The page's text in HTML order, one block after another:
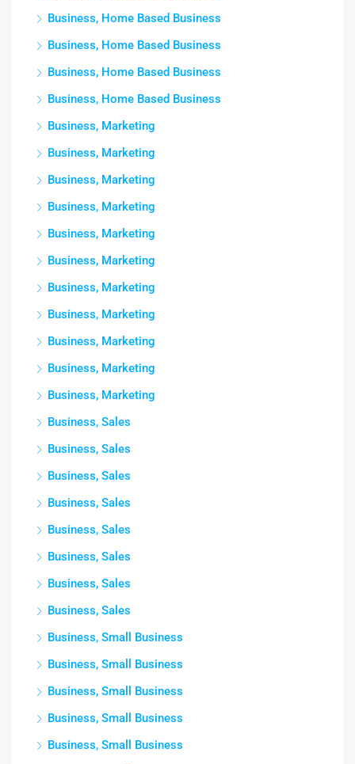
Business, Home Based Business
Business, Home Based Business
Business, Home Based Business
Business, Home Based Business
Business, Marketing
Business, Marketing
Business, Marketing
Business, Marketing
Business, Marketing
Business, Marketing
Business, Marketing
Business, Marketing
Business, Marketing
Business, Marketing
Business, Marketing
Business, Sales
Business, Sales
Business, Sales
Business, Sales
Business, Sales
Business, Sales
Business, Sales
Business, Sales
Business, Small Business
Business, Small Business
Business, Small Business
Business, Small Business
Business, Small Business